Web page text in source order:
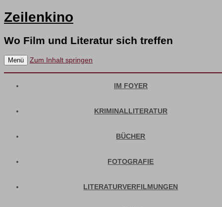
Zeilenkino
Wo Film und Literatur sich treffen
Menü Zum Inhalt springen
IM FOYER
KRIMINALLITERATUR
BÜCHER
FOTOGRAFIE
LITERATURVERFILMUNGEN